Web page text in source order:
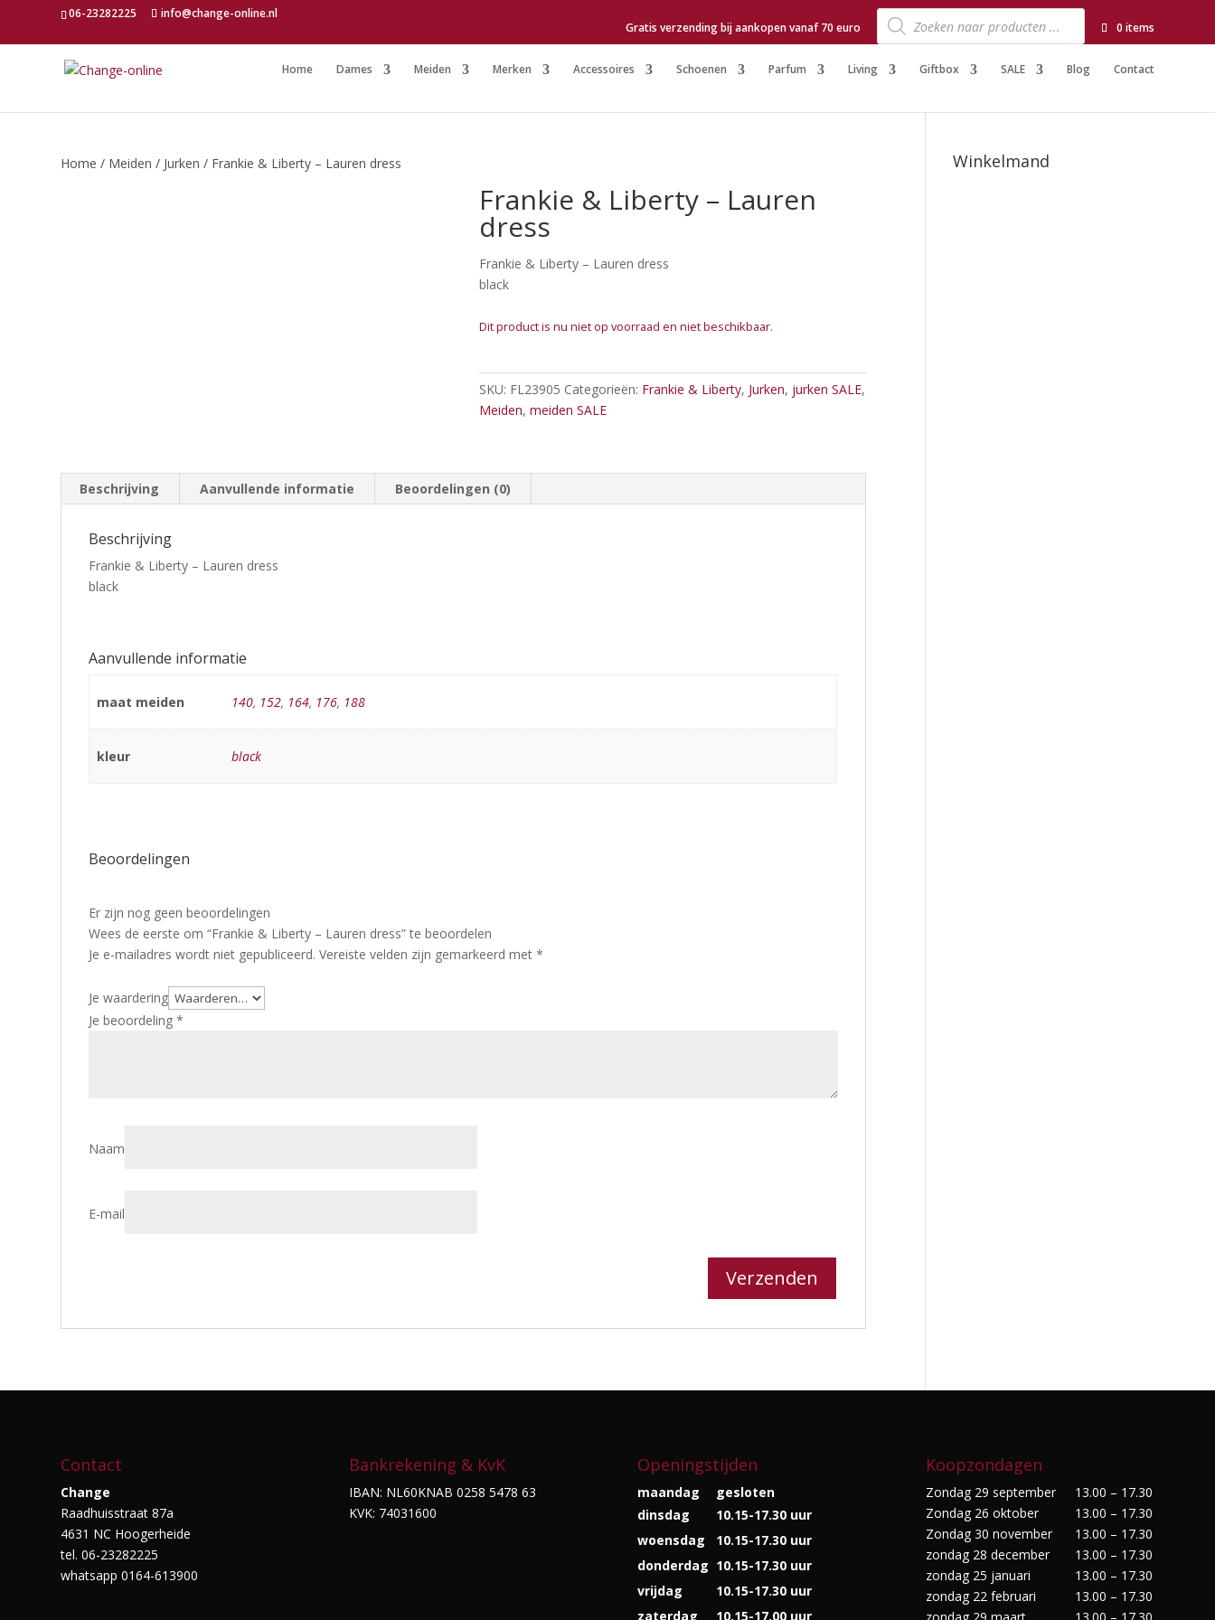
06-23282225
info@change-online.nl
Gratis verzending bij aankopen vanaf 70 euro
Producten
zoeken 0 items
Home Dames Meiden Merken Accessoires Schoenen Parfum Living Giftbox SALE Blog Contact
Home / Meiden / Jurken / Frankie & Liberty – Lauren dress
Frankie & Liberty – Lauren
dress
Frankie & Liberty – Lauren dress
black
Dit product is nu niet op voorraad en niet beschikbaar.
SKU: FL23905 Categorieën: Frankie & Liberty, Jurken, jurken SALE,
Meiden,meiden SALE
Beschrijving Aanvullende informatie Beoordelingen (0)
Beschrijving
Frankie & Liberty – Lauren dress
black
Aanvullende informatie
maat meiden 140, 152, 164, 176, 188
kleur black
Beoordelingen
Er zijn nog geen beoordelingen
Wees de eerste om “Frankie & Liberty – Lauren dress” te beoordelen
Je e-mailadres wordt niet gepubliceerd. Vereiste velden zijn gemarkeerd met*
Je waardering
Je beoordeling*
Naam
E-mail
Winkelmand
Contact
Change
Raadhuisstraat 87a
4631 NC Hoogerheide
tel. 06-23282225
whatsapp 0164-613900
Bankrekening & KvK
IBAN: NL60KNAB 0258 5478 63
KVK: 74031600
Openingstijden
maandag
gesloten
dinsdag
10.15-17.30 uur
woensdag
10.15-17.30 uur
donderdag 10.15-17.30 uur
vrijdag
10.15-17.30 uur
zaterdag
10.15-17.00 uur
Koopzondagen
Zondag 29 september
13.00 – 17.30
Zondag 26 oktober
13.00 – 17.30
Zondag 30 november
13.00 – 17.30
zondag 28 december
13.00 – 17.30
zondag 25 januari
13.00 – 17.30
zondag 22 februari
13.00 – 17.30
zondag 29 maart
13.00 – 17.30